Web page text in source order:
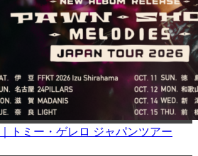
トミー・ゲレロ ジャパンツアー